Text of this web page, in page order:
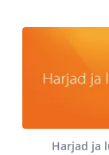
Harjad ja